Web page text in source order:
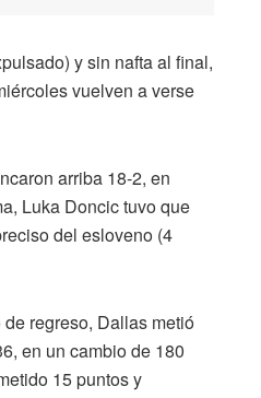
y sin nafta al final,
vuelven a verse
arriba 18-2, en
Luka Doncic tuvo que
del esloveno (4
regreso, Dallas metió
en un cambio de 180
15 puntos y